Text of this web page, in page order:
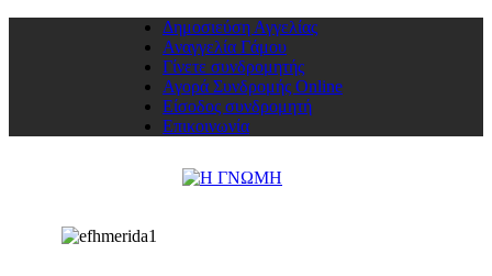
Δημοσιεύση Αγγελίας
Αναγγελία Γάμου
Γίνετε συνδρομητής
Αγορά Συνδρομής Online
Είσοδος συνδρομητή
Επικοινωνία